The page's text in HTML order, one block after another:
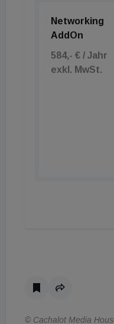
Networking
AddOn
584,- € / Jahr
exkl. MwSt.
© Cachalot Media